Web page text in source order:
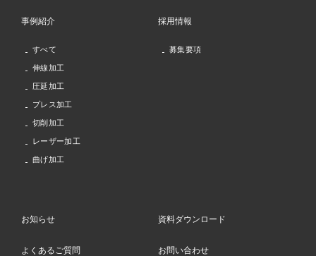
事例紹介
すべて
伸線加工
圧延加工
プレス加工
切削加工
レーザー加工
曲げ加工
採用情報
募集要項
お知らせ
よくあるご質問
資料ダウンロード
お問い合わせ